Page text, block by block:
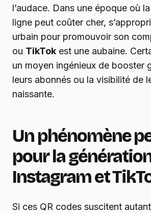
l’audace. Dans une époque où
ligne peut coûter cher,
urbain pour promouvoir son
ou TikTok est une aubaine.
un moyen ingénieux de booster
leurs abonnés ou la visibilité de
naissante.
Un phénomène
pour la
Instagram et
Si ces QR codes suscitent